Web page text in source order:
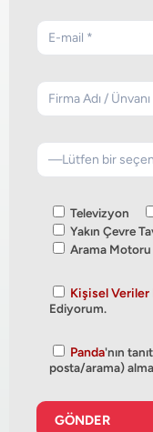
Televizyon
Yakın Çevre
Arama Motoru
Kişisel
Ediyorum.
Panda'nın
posta/arama)